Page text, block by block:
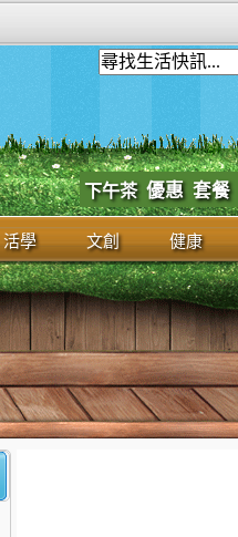
下午茶 優惠 套餐
活學 文創 健康